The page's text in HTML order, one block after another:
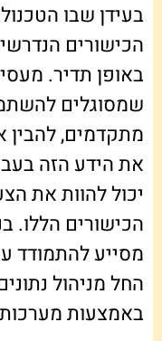
בעידן שבו
הכישורים
באופן תדיר.
שמסוגלים
מתקדמים, להבין
את הידע הזה
יכול להוות את
הכישורים הללו.
מסייע להתמודד
החל מניהול
באמצעות